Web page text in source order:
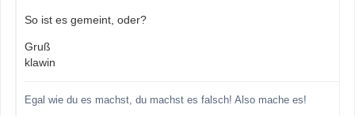
So ist es gemeint, oder?
Gruß
klawin
Egal wie du es machst, du machst es falsch! Also mache es!